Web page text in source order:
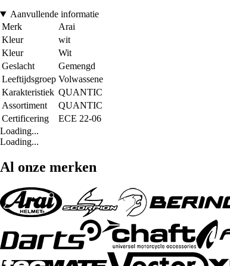
Aanvullende informatie
Merk
Arai
Kleur
wit
Kleur
Wit
Geslacht
Gemengd
Leeftijdsgroep Volwassene
Karakteristiek QUANTIC
Assortiment
QUANTIC
Certificering
ECE 22-06
Loading...
Loading...
Al onze merken